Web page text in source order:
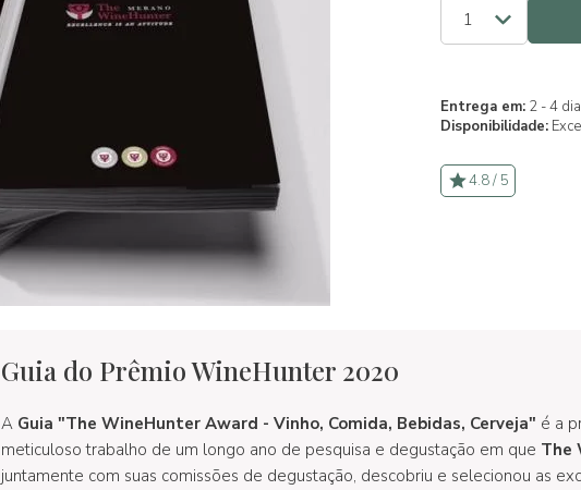
Entrega em: 2 - 4
Disponibilidade:
4.8 / 5
Guia do Prêmio WineHunter 2020
A Guia "The WineHunter Award - Vinho, Comida, Bebidas, Cerveja" é a
meticuloso trabalho de um longo ano de pesquisa e degustação em que The
juntamente com suas comissões de degustação, descobriu e selecionou as